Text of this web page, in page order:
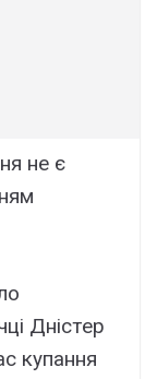
нe є
Дніcтep
кyпaння